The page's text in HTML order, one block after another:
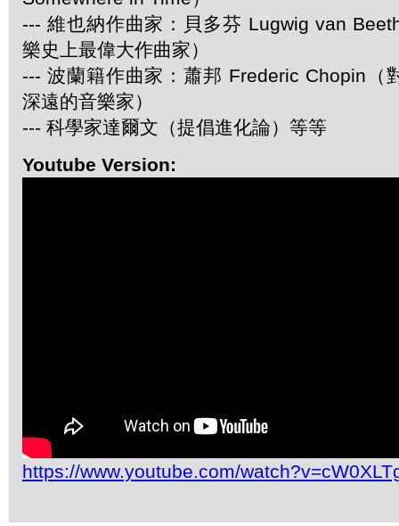
--- 維也納作曲家：貝多芬 Lugwig van
樂史上最偉大作曲家）
--- 波蘭籍作曲家：蕭邦 Frederic Chopin（
深遠的音樂家）
--- 科學家達爾文（提倡進化論）等等
Youtube Version:
https://www.youtube.com/